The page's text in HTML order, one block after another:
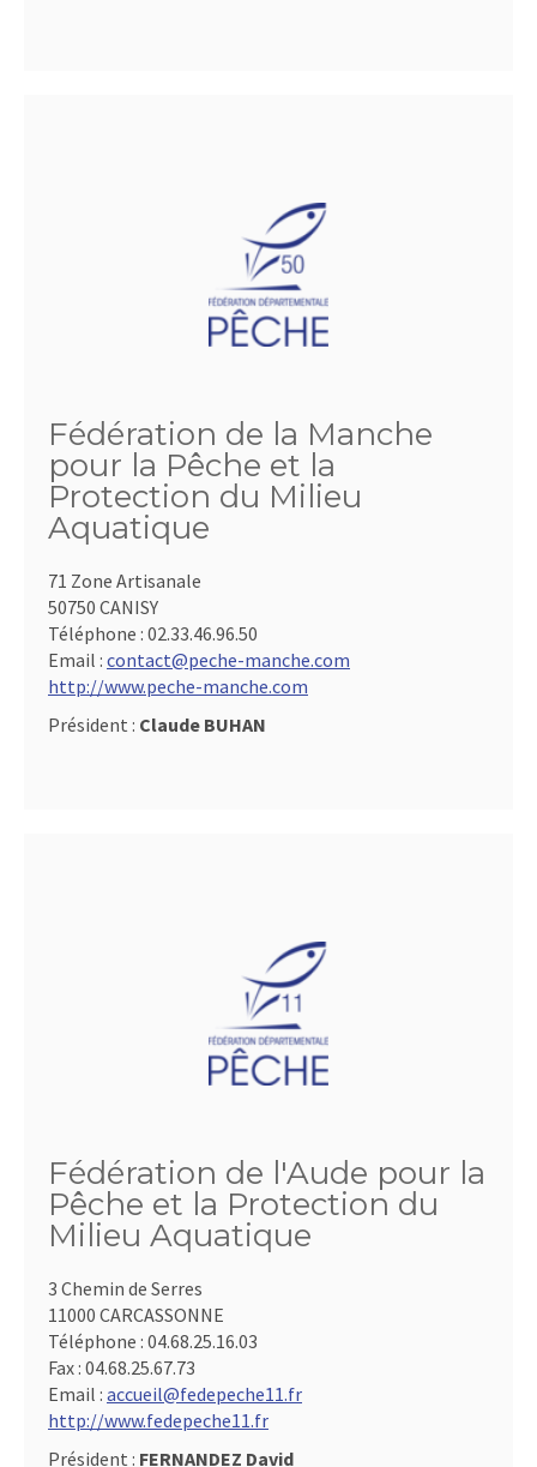
Fédération de la Manche
pour la Pêche et la
Protection du Milieu
Aquatique
71 Zone Artisanale
50750 CANISY
Téléphone : 02.33.46.96.50
Email : contact@peche-manche.com
http://www.peche-manche.com
Président : Claude BUHAN
Fédération de l'Aude pour la
Pêche et la Protection du
Milieu Aquatique
3 Chemin de Serres
11000 CARCASSONNE
Téléphone : 04.68.25.16.03
Fax : 04.68.25.67.73
Email : accueil@fedepeche11.fr
http://www.fedepeche11.fr
Président : FERNANDEZ David